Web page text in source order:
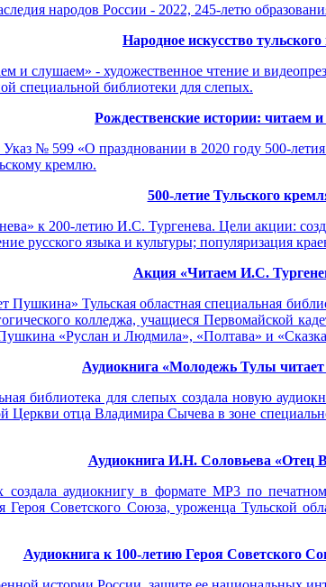
народов России - 2022, 245-летю
Народное искусство
и слушаем» - художественное чтение и
специальной библиотеки для слепых.
Рождественские истории: читаем
№ 599 «О праздновании в 2020 году 500-
кремлю.
500-летие Тульского
к 200-летию И.С. Тургенева. Цели акции:
русского языка и культуры; популяризация
Акция «Читаем И.С.
Тульская областная специальная
колледжа, учащиеся
«Руслан и Людмила», «Полтава» и
Аудиокнига «Молодежь Тулы
библиотека для слепых создала новую
отца Владимира Сычева в зоне
Аудиокнига И.Н. Соловьева «Отец
создала аудиокнигу в формате МР3 по
Советского Союза, уроженца Тульской
Аудиокнига к 100-летию Героя Советского